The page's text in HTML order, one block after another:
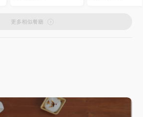
更多相似餐廳